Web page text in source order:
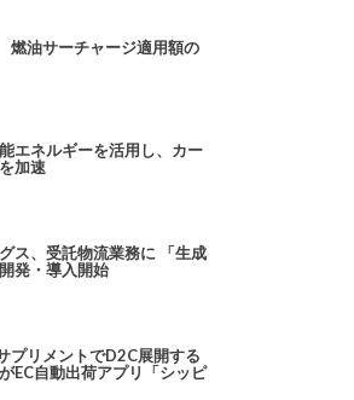
油サーチャージ適用額の
エネルギーを活用し、カー
加速
ス、受託物流業務に 「生成
発・導入開始
プリメントでD2C展開する
EC自動出荷アプリ「シッピ